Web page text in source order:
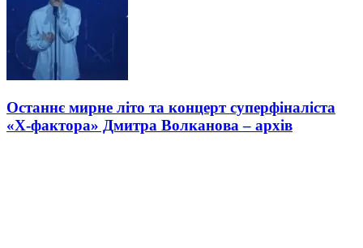
Останнє мирне літо та концерт суперфіналіста
«Х-фактора» Дмитра Волканова – архів